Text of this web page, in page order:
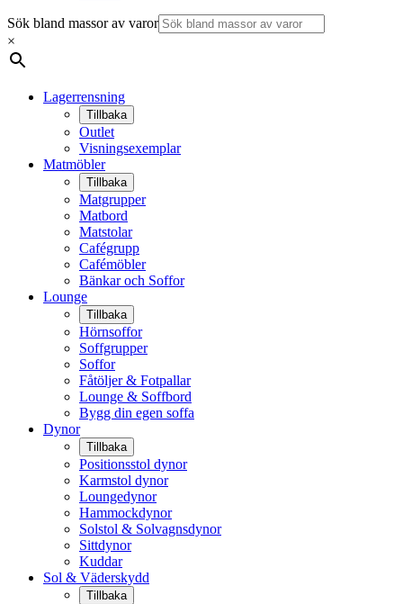
Sök bland massor av varor
×
Lagerrensning
Tillbaka
Outlet
Visningsexemplar
Matmöbler
Tillbaka
Matgrupper
Matbord
Matstolar
Cafégrupp
Cafémöbler
Bänkar och Soffor
Lounge
Tillbaka
Hörnsoffor
Soffgrupper
Soffor
Fåtöljer & Fotpallar
Lounge & Soffbord
Bygg din egen soffa
Dynor
Tillbaka
Positionsstol dynor
Karmstol dynor
Loungedynor
Hammockdynor
Solstol & Solvagnsdynor
Sittdynor
Kuddar
Sol & Väderskydd
Tillbaka